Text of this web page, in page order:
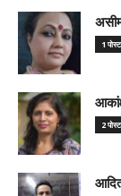
1 पोस्ट
2 पोस्ट